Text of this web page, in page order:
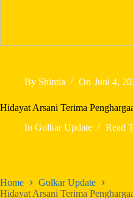
By Shintia On Juni 4,
Hidayat Arsani Terima
In Golkar Update Read
Home
Golkar Update
Hidayat Arsani Terima